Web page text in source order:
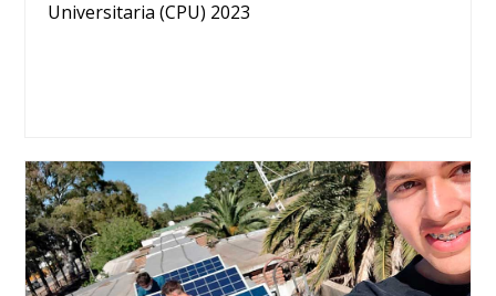
Universitaria (CPU) 2023